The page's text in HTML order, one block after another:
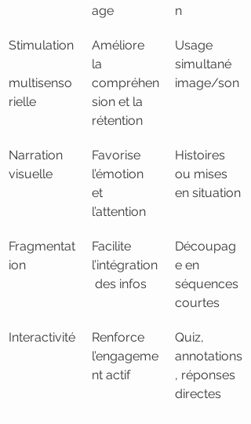
age
n
Stimulation
multisenso
rielle
Améliore
la
compréhen
sion et la
rétention
Usage
simultané
image/son
Narration
visuelle
Favorise
l’émotion
et
l’attention
Histoires
ou mises
en situation
Fragmentat
ion
Facilite
l’intégration
des infos
Découpag
e en
séquences
courtes
Interactivité
Renforce
l’engageme
nt actif
Quiz,
annotations
, réponses
directes